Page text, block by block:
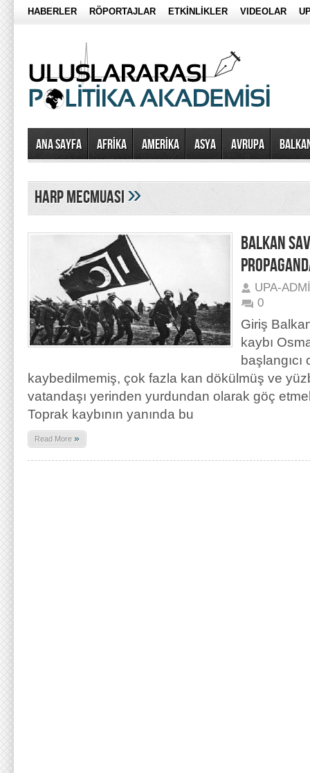
HABERLER RÖPORTAJLAR ETKİNLİKLER VIDEOLAR
Ana Sayfa AFRİKA AMERİKA ASYA AVRUPA
Harp Mecmuası»
BALKAN
UPA-
0
Giriş
kaybı
kaybedilmemiş, çok fazla kan dökülmüş ve
vatandaşı yerinden yurdundan olarak göç
Toprak kaybının yanında bu
Read More »